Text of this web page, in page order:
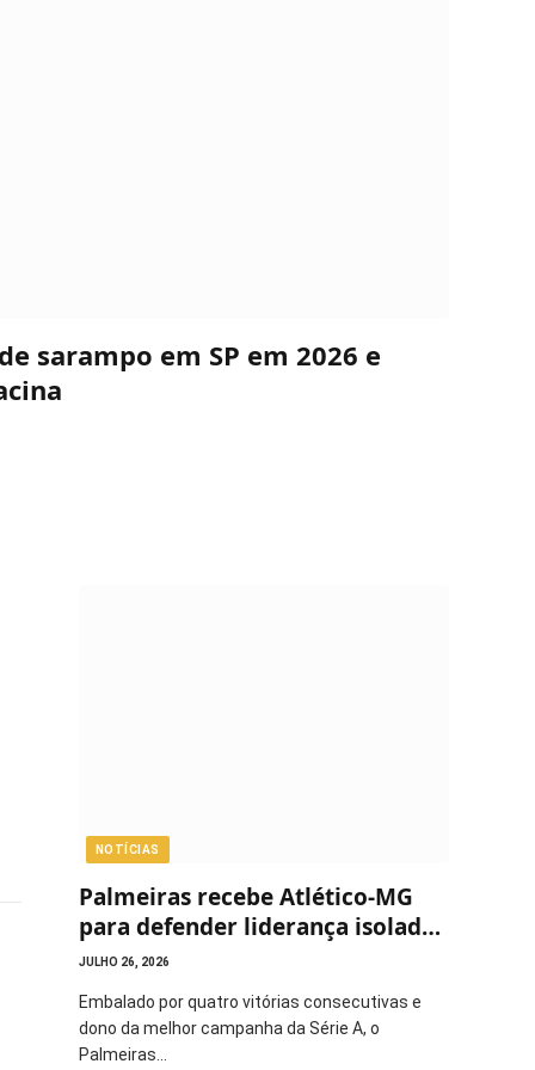
sarampo em SP em 2026 e
NOTÍCIAS
Palmeiras recebe Atlético-MG
para defender liderança isolada
do Brasileirão
JULHO 26, 2026
Embalado por quatro vitórias consecutivas e
dono da melhor campanha da Série A, o
Palmeiras…